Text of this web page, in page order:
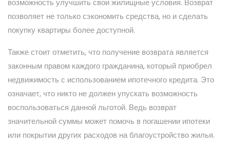
возможность улучшить свои жилищные условия. Возврат
позволяет не только сэкономить средства, но и сделать
покупку квартиры более доступной.
Также стоит отметить, что получение возврата является
законным правом каждого гражданина, который приобрел
недвижимость с использованием ипотечного кредита. Это
означает, что никто не должен упускать возможность
воспользоваться данной льготой. Ведь возврат
значительной суммы может помочь в погашении ипотеки
или покрытии других расходов на благоустройство жилья.